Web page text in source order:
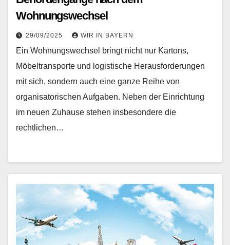
Wohnungswechsel
29/09/2025 WIR IN BAYERN
Ein Wohnungswechsel bringt nicht nur Kartons,
Möbeltransporte und logistische Herausforderungen
mit sich, sondern auch eine ganze Reihe von
organisatorischen Aufgaben. Neben der Einrichtung
im neuen Zuhause stehen insbesondere die
rechtlichen…